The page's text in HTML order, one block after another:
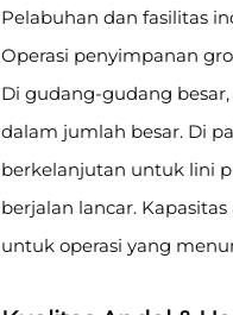
Pelabuhan dan fasilitas
Operasi penyimpanan
Di gudang-gudang
dalam jumlah besar. Di
berkelanjutan untuk lini
berjalan lancar.
untuk operasi yang